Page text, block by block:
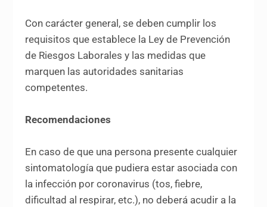
Con carácter general, se deben cumplir los
requisitos que establece la Ley de Prevención
de Riesgos Laborales y las medidas que
marquen las autoridades sanitarias
competentes.
Recomendaciones
En caso de que una persona presente cualquier
sintomatología que pudiera estar asociada con
la infección por coronavirus (tos, fiebre,
dificultad al respirar, etc.), no deberá acudir a la